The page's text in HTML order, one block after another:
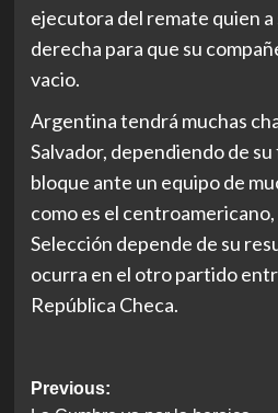
ejecutora del remate quien a
derecha para que su
vacio.
Argentina tendrá muchas
Salvador, dependiendo de
bloque ante un equipo de
como es el
Selección depende de su
ocurra en el otro partido
República Checa.
Post
Previous: